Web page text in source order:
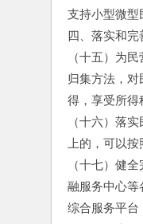
支持小型微型
四、落实和
（十五）为
归集方法，
得，享受所得
（十六）落
上的，可以
（十七）健
融服务中心等
综合服务平台